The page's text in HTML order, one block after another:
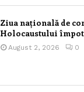
Ziua națională de
Holocaustului
August 2, 2026 0